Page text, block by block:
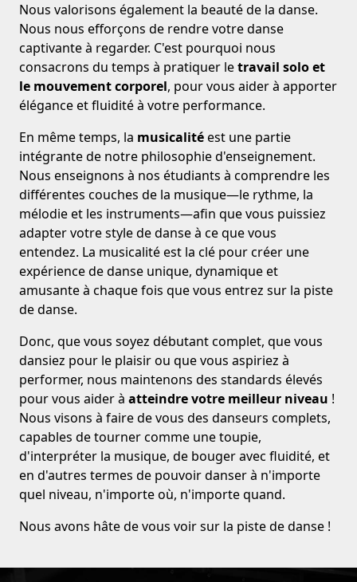
Nous valorisons également la beauté de la danse.
Nous nous efforçons de rendre votre danse
captivante à regarder. C'est pourquoi nous
consacrons du temps à pratiquer letravail solo et
le mouvement corporel, pour vous aider à apporter
élégance et fluidité à votre performance.
En même temps, la musicalitéest une partie
intégrante de notre philosophie d'enseignement.
Nous enseignons à nos étudiants à comprendre les
différentes couches de la musique—le rythme, la
mélodie et les instruments—afin que vous puissiez
adapter votre style de danse à ce que vous
entendez. La musicalité est la clé pour créer une
expérience de danse unique, dynamique et
amusante à chaque fois que vous entrez sur la piste
de danse.
Donc, que vous soyez débutant complet, que vous
dansiez pour le plaisir ou que vous aspiriez à
performer, nous maintenons des standards élevés
pour vous aider à atteindre votre meilleur niveau !
Nous visons à faire de vous des danseurs complets,
capables de tourner comme une toupie,
d'interpréter la musique, de bouger avec fluidité, et
en d'autres termes de pouvoir danser à n'importe
quel niveau, n'importe où, n'importe quand.
Nous avons hâte de vous voir sur la piste de danse !